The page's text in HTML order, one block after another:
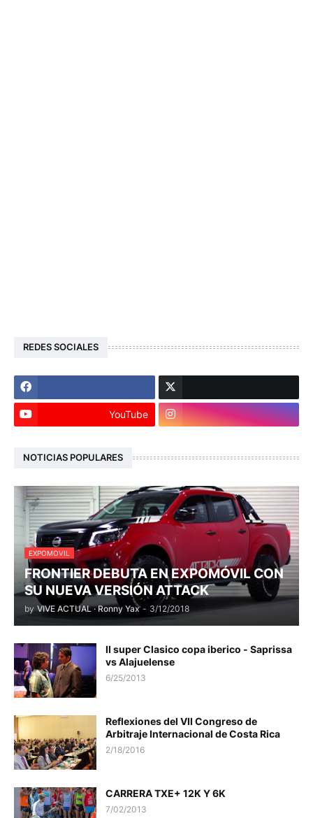
REDES SOCIALES
YouTube
NOTICIAS POPULARES
EXPOMOVIL
FRONTIER DEBUTA EN EXPOMÓVIL CON
SU NUEVA VERSIÓN ATTACK
by VIVE ACTUAL · Ronny Yax - 3/12/2018
II super Clasico copa iberico - Saprissa
vs Alajuelense
6/25/2013
Reflexiones del VII Congreso de
Arbitraje Internacional de Costa Rica
2/18/2016
CARRERA TXE+ 12K Y 6K
7/02/2013